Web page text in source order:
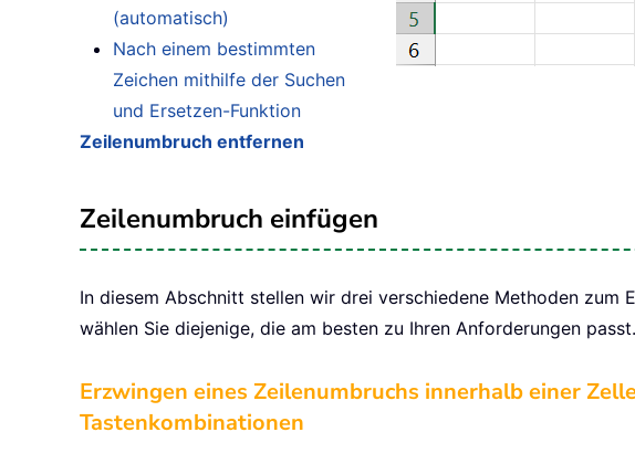
(automatisch)
Nach einem bestimmten
Zeichen mithilfe der Suchen
und Ersetzen-Funktion
Zeilenumbruch entfernen
Zeilenumbruch einfügen
In diesem Abschnitt stellen wir drei verschiedene Methoden zum
wählen Sie diejenige, die am besten zu Ihren Anforderungen passt.
Erzwingen eines Zeilenumbruchs innerhalb einer
Tastenkombinationen